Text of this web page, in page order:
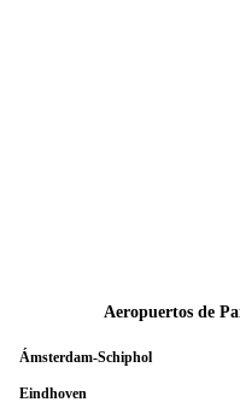
Aeropuertos de
Ámsterdam-Schiphol
Eindhoven